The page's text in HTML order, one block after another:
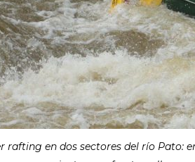
rafting en dos sectores del río Pato: